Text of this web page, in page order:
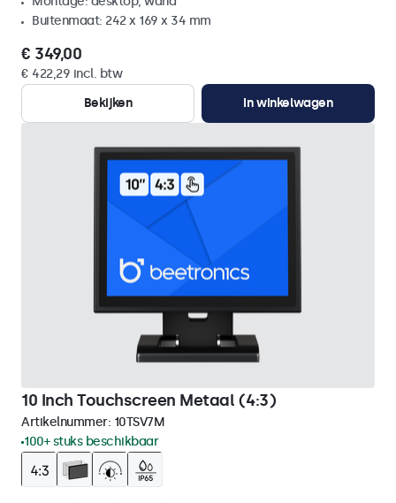
Buitenmaat: 242 x 169 x 34 mm
€ 349,00
€ 422,29 incl. btw
Bekijken
In winkelwagen
10 Inch Touchscreen Metaal (4:3)
Artikelnummer: 10TSV7M
100+ stuks beschikbaar